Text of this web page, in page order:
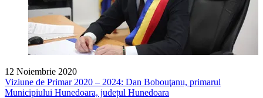
12 Noiembrie 2020
Viziune de Primar 2020 – 2024: Dan Bobouţanu, primarul
Municipiului Hunedoara, județul Hunedoara